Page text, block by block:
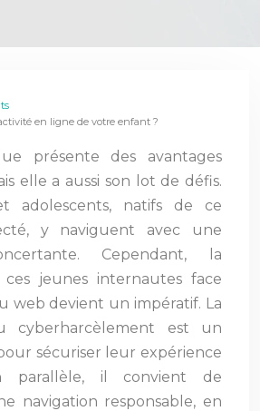
en ligne de votre enfant ?
présente des avantages
elle a aussi son lot de défis.
adolescents, natifs de ce
y naviguent avec une
Cependant, la
jeunes internautes face
web devient un impératif. La
cyberharcèlement est un
sécuriser leur expérience
parallèle, il convient de
navigation responsable, en